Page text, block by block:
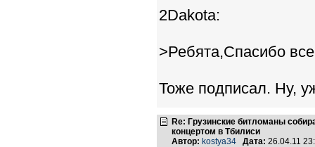
2Dakota:
>Ребята,Спасибо
Тоже подписал. Ну,
Re: Грузинские битломаны
концертом в Тбилиси
Автор: kostya34 Дата: 26.04.11